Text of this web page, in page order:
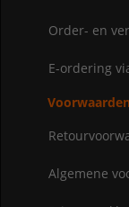
Order- en
E-ordering
Voorwaarden
Algemene